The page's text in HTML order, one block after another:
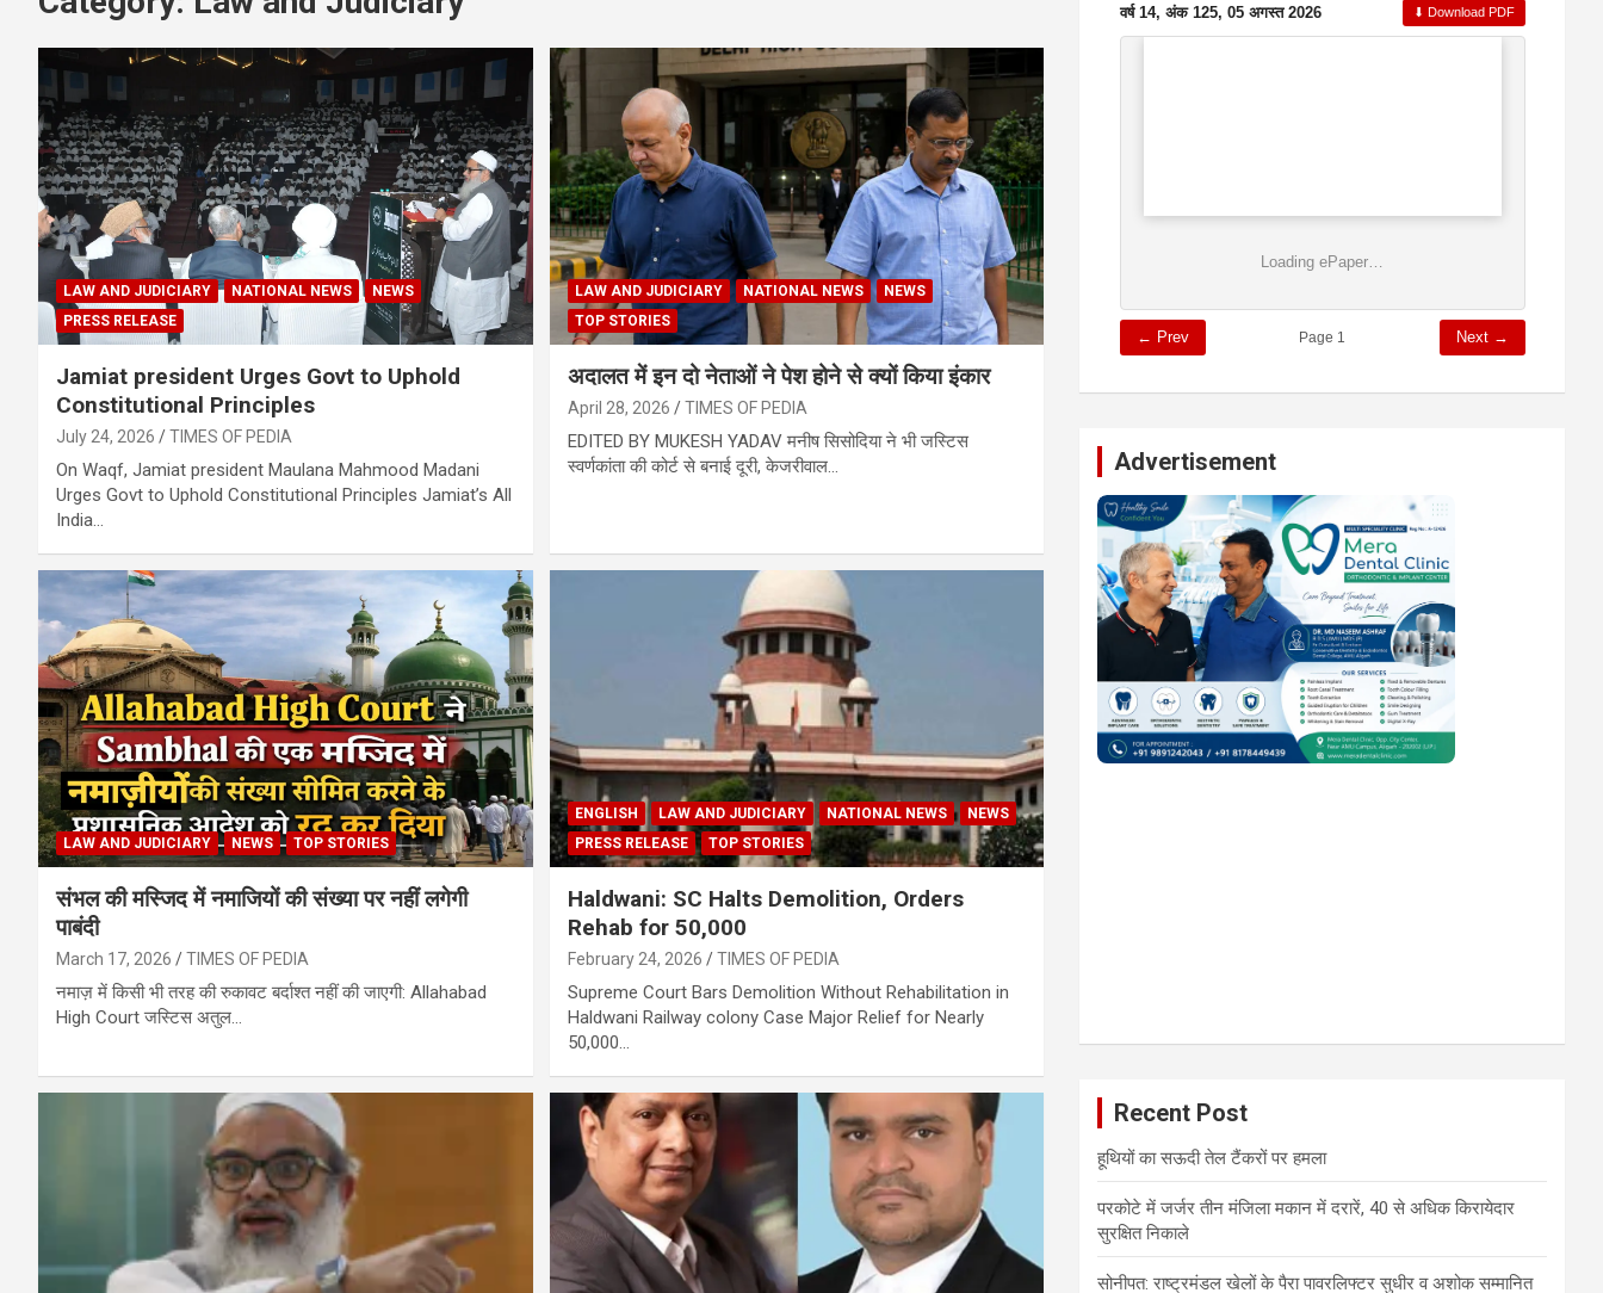
LAW AND JUDICIARY NATIONAL NEWS
NEWS
PRESS RELEASE
Jamiat president Urges Govt to Uphold
Constitutional Principles
July 24, 2026 TIMES OF PEDIA
On Waqf, Jamiat president Maulana Mahmood Madani
Urges Govt to Uphold Constitutional Principles Jamiat’s All
India…
LAW AND JUDICIARY NATIONAL NEWS
NEWS
TOP STORIES
अदालत में इन दो नेताओं ने पेश होने से क्यों किया इंकार
April 28, 2026 TIMES OF PEDIA
EDITED BY MUKESH YADAV मनीष सिसोदिया ने भी जस्टिस
स्वर्णकांता की कोर्ट से बनाई दूरी, केजरीवाल…
LAW AND JUDICIARY NEWS TOP STORIES
संभल की मस्जिद में नमाजियों की संख्या पर नहीं लगेगी
पाबंदी
March 17, 2026 TIMES OF PEDIA
नमाज़ में किसी भी तरह की रुकावट बर्दाश्त नहीं की जाएगी: Allahabad
High Court जस्टिस अतुल…
ENGLISH LAW AND JUDICIARY NATIONAL NEWS
NEWS
PRESS RELEASE
TOP STORIES
Haldwani: SC Halts Demolition, Orders
Rehab for 50,000
February 24, 2026 TIMES OF PEDIA
Supreme Court Bars Demolition Without Rehabilitation in
Haldwani Railway colony Case Major Relief for Nearly
50,000…
वर्ष 14, अंक 125, 05 अगस्त 2026 ⬇ Download PDF
Loading ePaper…
← Prev Page 1 Next →
Advertisement
Recent Post
हूथियों का सऊदी तेल टैंकरों पर हमला
परकोटे में जर्जर तीन मंजिला मकान में दरारें, 40 से अधिक किरायेदार
सुरक्षित निकाले
सोनीपत: राष्ट्रमंडल खेलों के पैरा पावरलिफ्टर सुधीर व अशोक सम्मानित